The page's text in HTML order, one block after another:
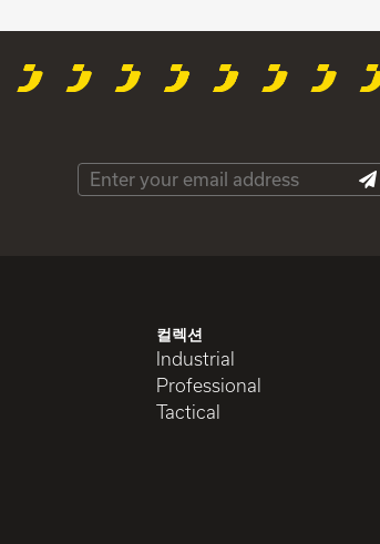
컬렉션
Industrial
Professional
Tactical